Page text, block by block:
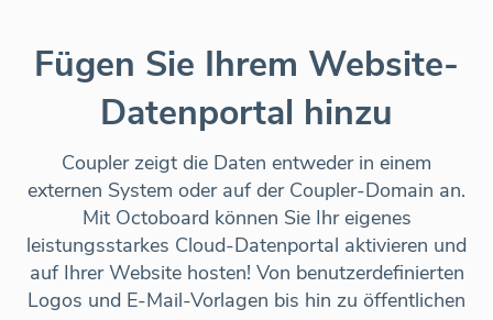
Fügen Sie Ihrem Website-
Datenportal hinzu
Coupler zeigt die Daten entweder in einem
externen System oder auf der Coupler-Domain an.
Mit Octoboard können Sie Ihr eigenes
leistungsstarkes Cloud-Datenportal aktivieren und
auf Ihrer Website hosten! Von benutzerdefinierten
Logos und E-Mail-Vorlagen bis hin zu öffentlichen